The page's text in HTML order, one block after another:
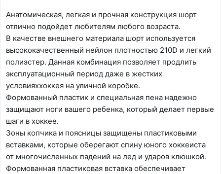
Анатомическая, легкая и прочная конструкция шорт
отлично подойдет любителям любого возраста.
В качестве внешнего материала шорт используется
высококачественный нейлон плотностью 210D и легкий
полиэстер. Данная комбинация позволяет продлить
эксплуатационный период даже в жестких
условияххоккея на уличной коробке.
Формованный пластик и специальная пена надежно
защищают ноги вашего ребенка, который делает первые
шаги в хоккее.
Зоны копчика и поясницы защищены пластиковыми
вставками, которые оберегают спину юного хоккеиста
от многочисленных падений на лед и ударов клюшкой.
Формованная пластиковая вставка обеспечивает